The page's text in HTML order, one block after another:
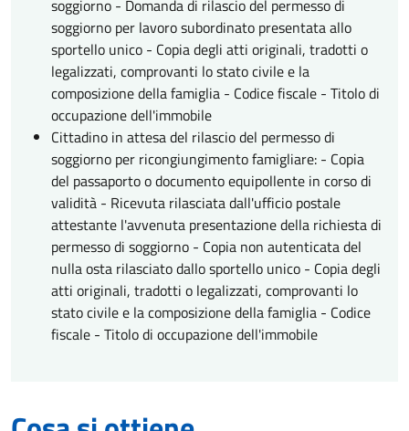
soggiorno - Domanda di rilascio del permesso di
soggiorno per lavoro subordinato presentata allo
sportello unico - Copia degli atti originali, tradotti o
legalizzati, comprovanti lo stato civile e la
composizione della famiglia - Codice fiscale - Titolo di
occupazione dell'immobile
Cittadino in attesa del rilascio del permesso di
soggiorno per ricongiungimento famigliare: - Copia
del passaporto o documento equipollente in corso di
validità - Ricevuta rilasciata dall'ufficio postale
attestante l'avvenuta presentazione della richiesta di
permesso di soggiorno - Copia non autenticata del
nulla osta rilasciato dallo sportello unico - Copia degli
atti originali, tradotti o legalizzati, comprovanti lo
stato civile e la composizione della famiglia - Codice
fiscale - Titolo di occupazione dell'immobile